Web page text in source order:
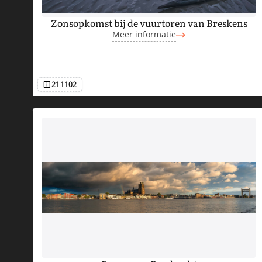
D
R
G
N
G
Zonsopkomst bij de vuurtoren van Breskens
Meer informatie
Afbeeldingsnummer
211102